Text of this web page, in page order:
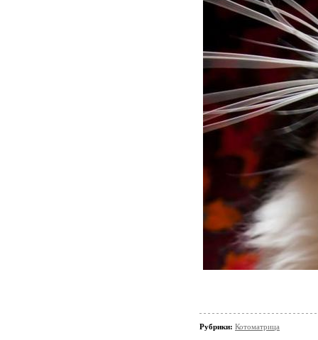
Рубрики: Котоматрица